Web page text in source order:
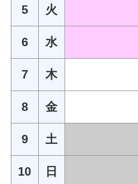
5 火
6 水
7 木
8 金
9 土
10 日